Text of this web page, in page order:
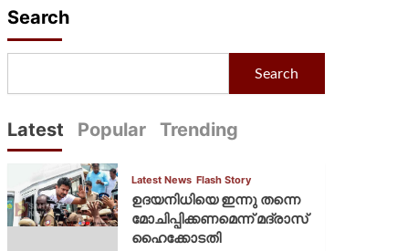
Search
Search
Latest Popular Trending
Latest News Flash Story
ഉദയനിധിയെ ഇന്നു തന്നെ
മോചിപ്പിക്കണമെന്ന് മദ്രാസ്
ഹൈക്കോടതി